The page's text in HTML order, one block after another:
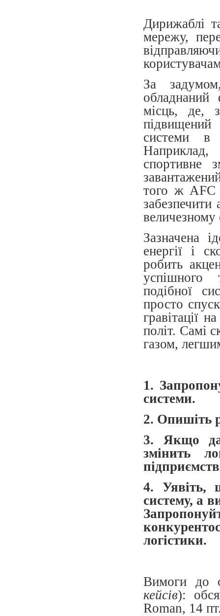
Дирижаблі
мережу,
За
обладнаний
місць, де,
системи в
Наприклад,
спортивне
того ж AFC
забезпечити
величезному
Зазначена
енергії і
робить
успішного
подібної
просто
гравітації
політ. Самі
газом,
1.
системи.
2. Опишіть
3. Якщо
змінить
4. Уявіть,
систему, а
логістики.
Вимоги до
кейсів):
Roman, 14